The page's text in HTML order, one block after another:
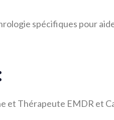
spécifiques pour
et Thérapeute EMDR et